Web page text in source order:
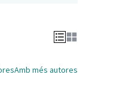
Amb més autores